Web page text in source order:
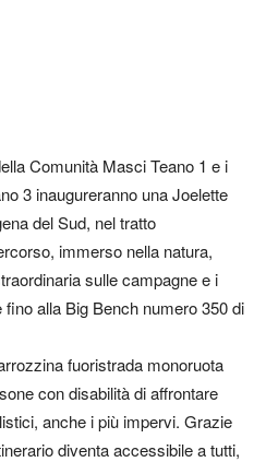
Comunità Masci Teano 1 e i
3 inaugureranno una Joelette
del Sud, nel tratto
immerso nella natura,
sulle campagne e i
alla Big Bench numero 350 di
fuoristrada monoruota
con disabilità di affrontare
anche i più impervi. Grazie
diventa accessibile a tutti,